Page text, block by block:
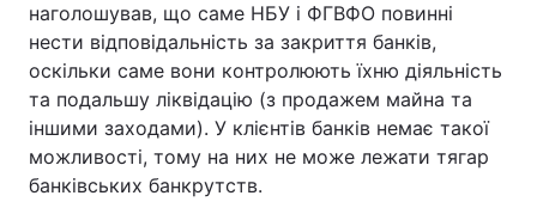
наголошував, що саме НБУ і ФГВФО повинні
нести відповідальність за закриття банків,
оскільки саме вони контролюють їхню діяльність
та подальшу ліквідацію (з продажем майна та
іншими заходами). У клієнтів банків немає такої
можливості, тому на них не може лежати тягар
банківських банкрутств.